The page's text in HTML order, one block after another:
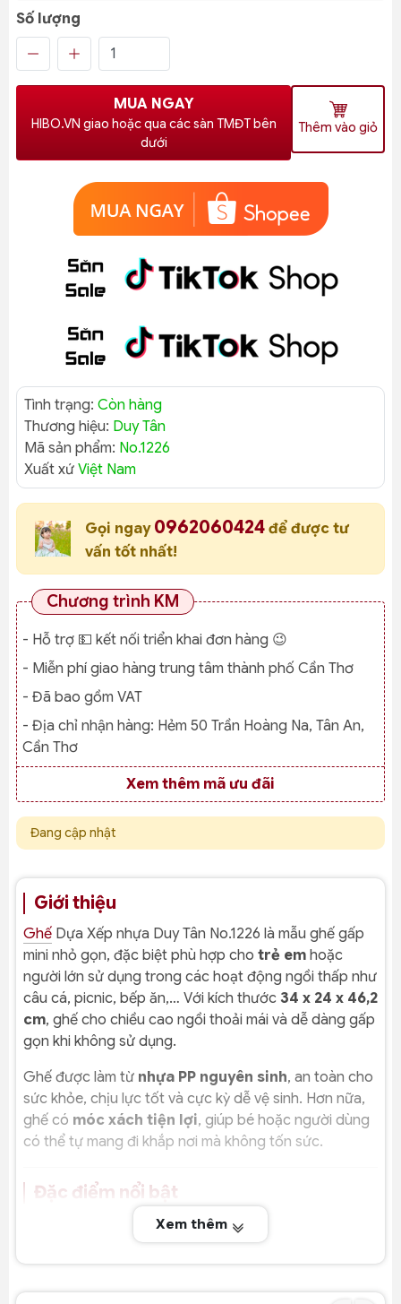
Số lượng
MUA NGAY
HIBO.VN giao hoặc qua các sàn TMĐT bên
dưới
Thêm vào giỏ
Tình trạng: Còn hàng
Thương hiệu: Duy Tân
Mã sản phẩm: No.1226
Xuất xứ Việt Nam
Gọi ngay 0962060424 để được tư
vấn tốt nhất!
Chương trình KM
- Hỗ trợ 💵 kết nối triển khai đơn hàng 😉
- Miễn phí giao hàng trung tâm thành phố Cần Thơ
- Đã bao gồm VAT
- Địa chỉ nhận hàng: Hẻm 50 Trần Hoàng Na, Tân An,
Cần Thơ
Xem thêm mã ưu đãi
Đang cập nhật
Giới thiệu
Ghế Dựa Xếp nhựa Duy Tân No.1226 là mẫu ghế gấp
mini nhỏ gọn, đặc biệt phù hợp cho trẻ em hoặc
người lớn sử dụng trong các hoạt động ngồi thấp như
câu cá, picnic, bếp ăn,… Với kích thước 34 x 24 x 46,2
cm, ghế cho chiều cao ngồi thoải mái và dễ dàng gấp
gọn khi không sử dụng.
Ghế được làm từ nhựa PP nguyên sinh, an toàn cho
sức khỏe, chịu lực tốt và cực kỳ dễ vệ sinh. Hơn nữa,
ghế có móc xách tiện lợi, giúp bé hoặc người dùng
có thể tự mang đi khắp nơi mà không tốn sức.
Đặc điểm nổi bật
Xếp gọn siêu tiện – tiết kiệm không gian
Dễ cất trong tủ, cốp xe, balo
Xem thêm